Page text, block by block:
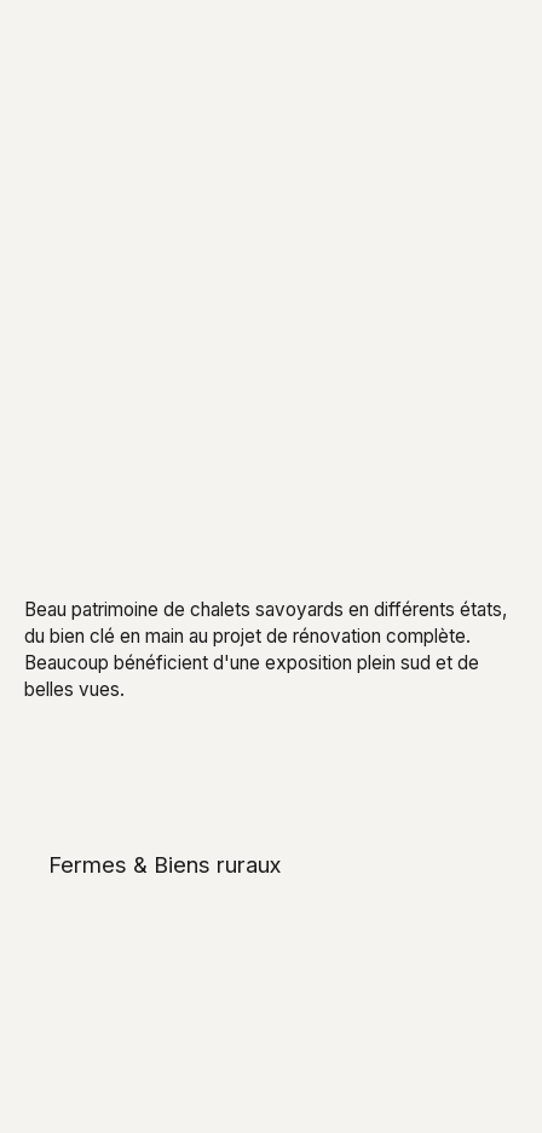
Beau patrimoine de chalets savoyards en différents états,
du bien clé en main au projet de rénovation complète.
Beaucoup bénéficient d'une exposition plein sud et de
belles vues.
Fermes & Biens ruraux